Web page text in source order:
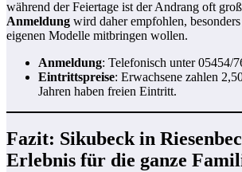
während der Feiertage ist der Andrang oft
Anmeldung wird daher empfohlen,
eigenen Modelle mitbringen wollen.
Anmeldung: Telefonisch unter 05454/
Eintrittspreise: Erwachsene zahlen
Jahren haben freien Eintritt.
Fazit: Sikubeck in
Erlebnis für die ganze